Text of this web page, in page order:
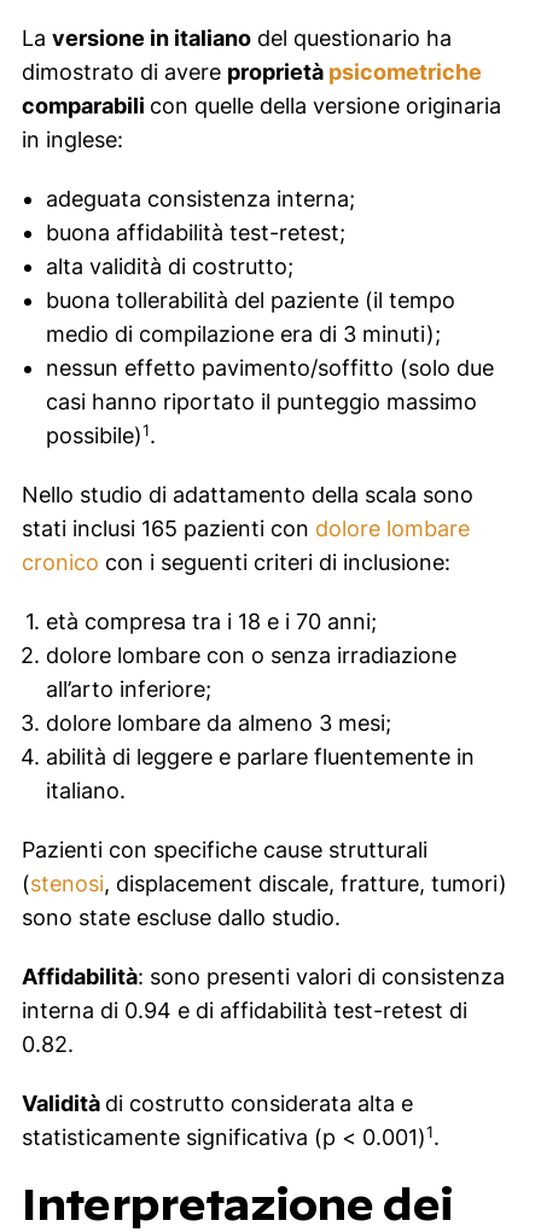
La versione in italianodel questionario ha
dimostrato di avere proprietà psicometriche
comparabili con quelle della versione originaria
in inglese:
adeguata consistenza interna;
buona affidabilità test-retest;
alta validità di costrutto;
buona tollerabilità del paziente (il tempo
medio di compilazione era di 3 minuti);
nessun effetto pavimento/soffitto (solo due
casi hanno riportato il punteggio massimo
possibile)1.
Nello studio di adattamento della scala sono
stati inclusi 165 pazienti con dolore lombare
cronico con i seguenti criteri di inclusione:
età compresa tra i 18 e i 70 anni;
dolore lombare con o senza irradiazione
all’arto inferiore;
dolore lombare da almeno 3 mesi;
abilità di leggere e parlare fluentemente in
italiano.
Pazienti con specifiche cause strutturali
(stenosi, displacement discale, fratture, tumori)
sono state escluse dallo studio.
Affidabilità: sono presenti valori di consistenza
interna di 0.94 e di affidabilità test-retest di
0.82.
Validità di costrutto considerata alta e
statisticamente significativa (p < 0.001)1.
Interpretazione dei